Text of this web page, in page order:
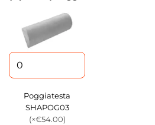
Poggiatesta
SHAPOG03
(×€54.00)